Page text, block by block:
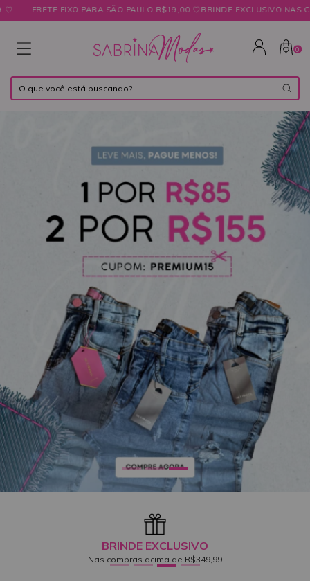
FIXO PARA SÃO PAULO R$19,00 ㅤ♡ㅤBRINDE EXCLUSIVO NAS COMPRAS
0
BRINDE EXCLUSIVO
Nas compras acima de R$349,99